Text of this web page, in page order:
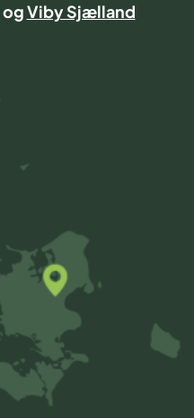
ogViby Sjælland